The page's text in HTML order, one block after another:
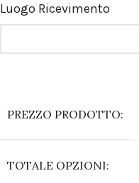
Luogo Ricevimento
PREZZO PRODOTTO:
TOTALE OPZIONI: